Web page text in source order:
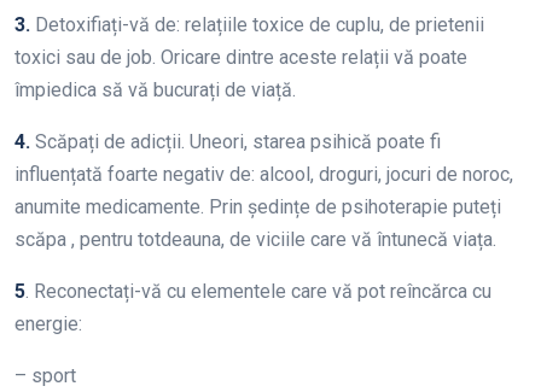
3. Detoxifiați-vă de: relațiile toxice de cuplu, de prietenii
toxici sau de job. Oricare dintre aceste relații vă poate
împiedica să vă bucurați de viață.
4. Scăpați de adicții. Uneori, starea psihică poate fi
influențată foarte negativ de: alcool, droguri, jocuri de noroc,
anumite medicamente. Prin ședințe de psihoterapie puteți
scăpa , pentru totdeauna, de viciile care vă întunecă viața.
5. Reconectați-vă cu elementele care vă pot reîncărca cu
energie:
– sport